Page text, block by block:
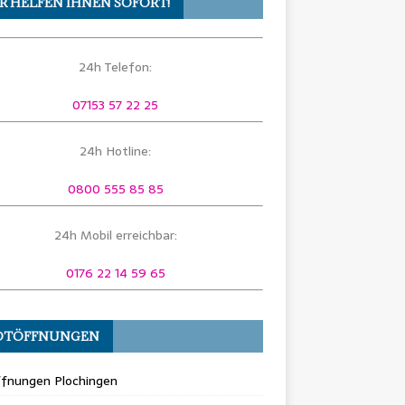
24h Telefon:
07153 57 22 25
24h Hotline:
0800 555 85 85
24h Mobil erreichbar:
0176 22 14 59 65
Plochingen